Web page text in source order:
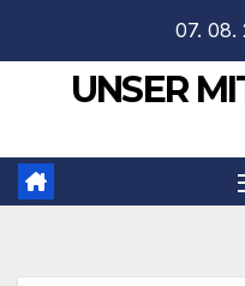
springen
07. 08.
UNSER